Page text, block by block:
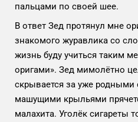
пальцами по своей шее.
В ответ Зед протянул мне
знакомого журавлика со
жизнь буду учиться таким
оригами». Зед мимолётно
скрывается за уже родными
машущими крыльями
малахита. Уголёк сигареты